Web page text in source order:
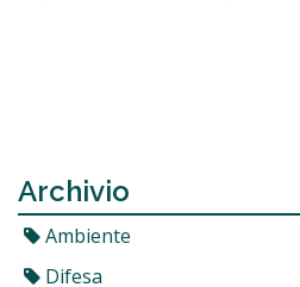
Archivio
Ambiente
Difesa